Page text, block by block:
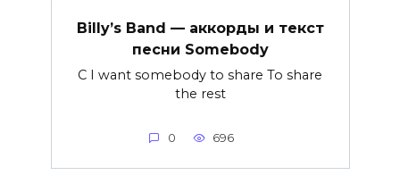
Billy’s Band — аккорды и текст
песни Somebody
C I want somebody to share To share
the rest
0 696